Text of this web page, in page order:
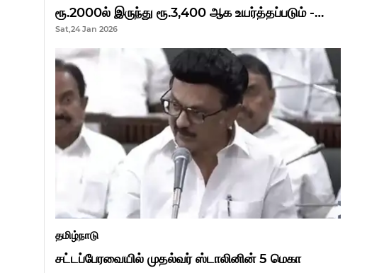
ரூ.2000ல் இருந்து ரூ.3,400 ஆக உயர்த்தப்படும் -
முதல்வர் மு.க.ஸ்டாலின்..!
Sat,24 Jan 2026
தமிழ்நாடு
சட்டப்பேரவையில் முதல்வர் ஸ்டாலினின் 5 மெகா